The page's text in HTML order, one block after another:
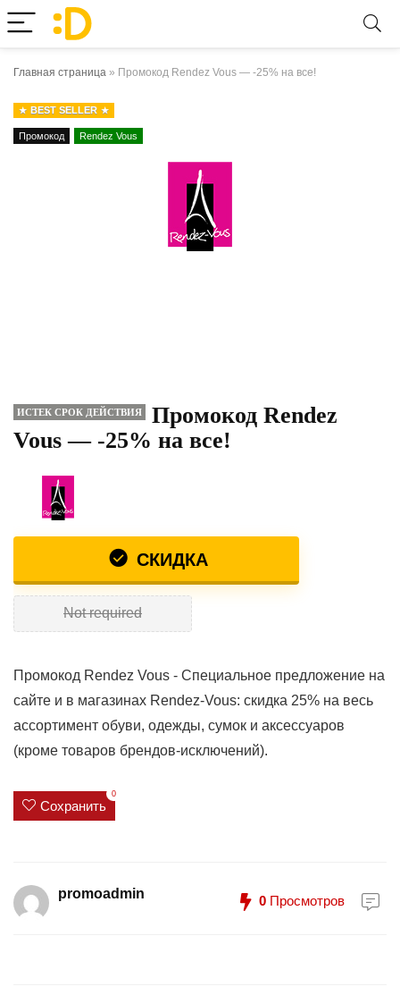
Главная страница » Промокод Rendez Vous — -25% на все!
BEST SELLER
Промокод Rendez Vous
ИСТЕК СРОК ДЕЙСТВИЯ
Промокод Rendez
Vous — -25% на все!
СКИДКА
Not required
Промокод Rendez Vous - Специальное предложение на
сайте и в магазинах Rendez-Vous: скидка 25% на весь
ассортимент обуви, одежды, сумок и аксессуаров
(кроме товаров брендов-исключений).
Сохранить
0
promoadmin 0 Просмотров